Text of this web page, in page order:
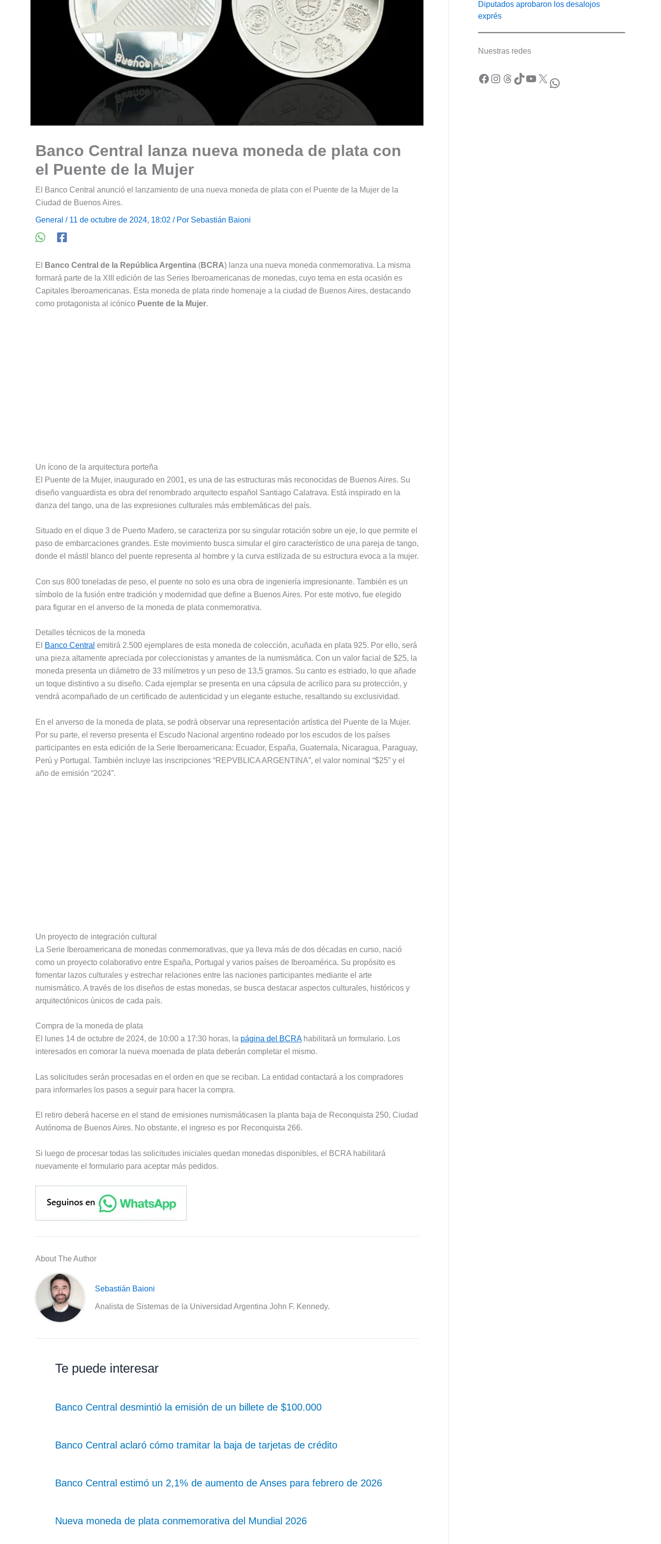
Banco Central lanza nueva moneda de plata con
el Puente de la Mujer
El Banco Central anunció el lanzamiento de una nueva moneda de plata con el Puente de la Mujer de la
Ciudad de Buenos Aires.
General / 11 de octubre de 2024, 18:02 / Por Sebastián Baioni
El Banco Central de la República Argentina (BCRA) lanza una nueva moneda conmemorativa. La misma
formará parte de la XIII edición de las Series Iberoamericanas de monedas, cuyo tema en esta ocasión es
Capitales Iberoamericanas. Esta moneda de plata rinde homenaje a la ciudad de Buenos Aires, destacando
como protagonista al icónico Puente de la Mujer.
Un ícono de la arquitectura porteña
El Puente de la Mujer, inaugurado en 2001, es una de las estructuras más reconocidas de Buenos Aires. Su
diseño vanguardista es obra del renombrado arquitecto español Santiago Calatrava. Está inspirado en la
danza del tango, una de las expresiones culturales más emblemáticas del país.
Situado en el dique 3 de Puerto Madero, se caracteriza por su singular rotación sobre un eje, lo que permite el
paso de embarcaciones grandes. Este movimiento busca simular el giro característico de una pareja de tango,
donde el mástil blanco del puente representa al hombre y la curva estilizada de su estructura evoca a la mujer.
Con sus 800 toneladas de peso, el puente no solo es una obra de ingeniería impresionante. También es un
símbolo de la fusión entre tradición y modernidad que define a Buenos Aires. Por este motivo, fue elegido
para figurar en el anverso de la moneda de plata conmemorativa.
Detalles técnicos de la moneda
El
Banco Central emitirá 2.500 ejemplares de esta moneda de colección, acuñada en plata 925. Por ello, será
una pieza altamente apreciada por coleccionistas y amantes de la numismática. Con un valor facial de $25, la
moneda presenta un diámetro de 33 milímetros y un peso de 13,5 gramos. Su canto es estriado, lo que añade
un toque distintivo a su diseño. Cada ejemplar se presenta en una cápsula de acrílico para su protección, y
vendrá acompañado de un certificado de autenticidad y un elegante estuche, resaltando su exclusividad.
En el anverso de la moneda de plata, se podrá observar una representación artística del Puente de la Mujer.
Por su parte, el reverso presenta el Escudo Nacional argentino rodeado por los escudos de los países
participantes en esta edición de la Serie Iberoamericana: Ecuador, España, Guatemala, Nicaragua, Paraguay,
Perú y Portugal. También incluye las inscripciones “REPVBLICA ARGENTINA”, el valor nominal “$25” y el
año de emisión “2024”.
Un proyecto de integración cultural
La Serie Iberoamericana de monedas conmemorativas, que ya lleva más de dos décadas en curso, nació
como un proyecto colaborativo entre España, Portugal y varios países de Iberoamérica. Su propósito es
fomentar lazos culturales y estrechar relaciones entre las naciones participantes mediante el arte
numismático. A través de los diseños de estas monedas, se busca destacar aspectos culturales, históricos y
arquitectónicos únicos de cada país.
Compra de la moneda de plata
El lunes 14 de octubre de 2024, de 10:00 a 17:30 horas, la página del BCRAhabilitará un formulario. Los
interesados en comorar la nueva moenada de plata deberán completar el mismo.
Las solicitudes serán procesadas en el orden en que se reciban. La entidad contactará a los compradores
para informarles los pasos a seguir para hacer la compra.
El retiro deberá hacerse en el stand de emisiones numismáticasen la planta baja de Reconquista 250, Ciudad
Autónoma de Buenos Aires. No obstante, el ingreso es por Reconquista 266.
Si luego de procesar todas las solicitudes iniciales quedan monedas disponibles, el BCRA habilitará
nuevamente el formulario para aceptar más pedidos.
About The Author
Sebastián Baioni
Analista de Sistemas de la Universidad Argentina John F. Kennedy.
Te puede interesar
Banco Central desmintió la emisión de un billete de $100.000
Banco Central aclaró cómo tramitar la baja de tarjetas de crédito
Banco Central estimó un 2,1% de aumento de Anses para febrero de 2026
Nueva moneda de plata conmemorativa del Mundial 2026
Diputados aprobaron los desalojos
exprés
Nuestras redes
Facebook Instagram Threads TikTok YouTube X WhatsApp